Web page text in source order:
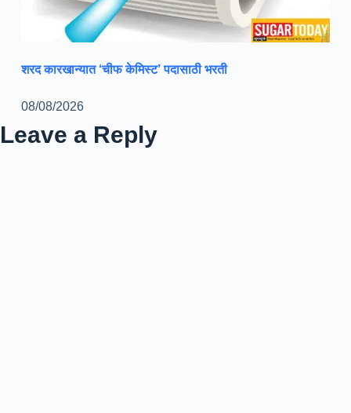
शरद कारखान्यात ‘चीफ केमिस्ट’ पदासाठी भरती
08/08/2026
Leave a Reply